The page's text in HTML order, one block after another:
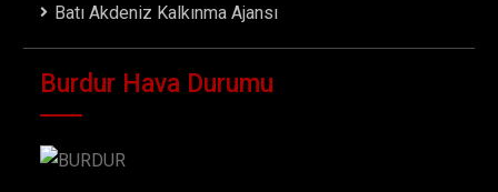
Batı Akdeniz Kalkınma Ajansı
Burdur Hava Durumu